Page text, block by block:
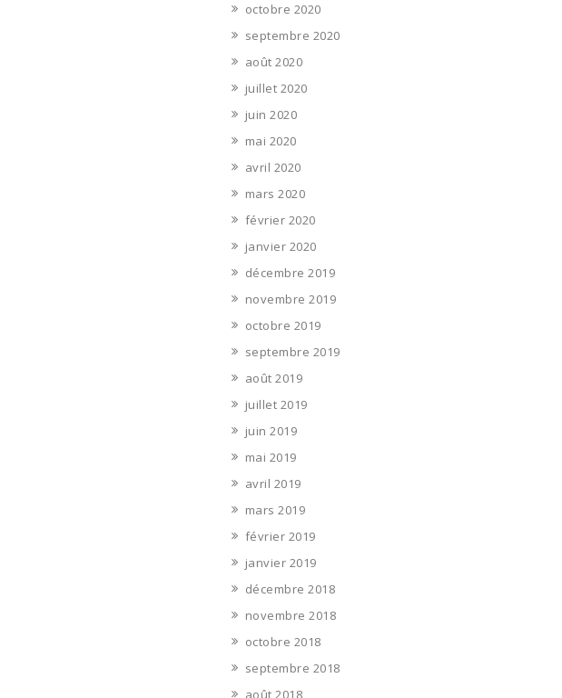
octobre 2020
septembre 2020
août 2020
juillet 2020
juin 2020
mai 2020
avril 2020
mars 2020
février 2020
janvier 2020
décembre 2019
novembre 2019
octobre 2019
septembre 2019
août 2019
juillet 2019
juin 2019
mai 2019
avril 2019
mars 2019
février 2019
janvier 2019
décembre 2018
novembre 2018
octobre 2018
septembre 2018
août 2018